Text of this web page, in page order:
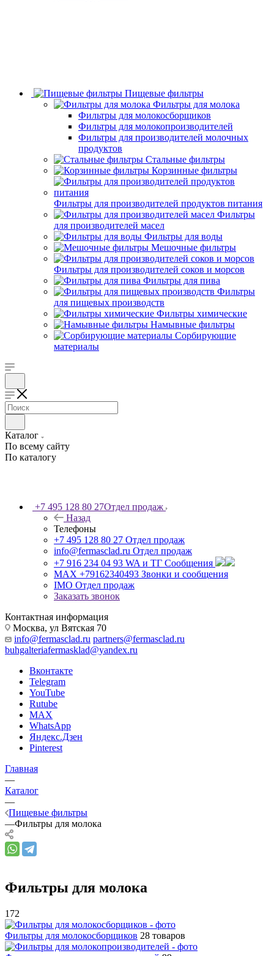
Пищевые фильтры
Фильтры для молока
Фильтры для молокосборщиков
Фильтры для молокопроизводителей
Фильтры для производителей молочных
продуктов
Стальные фильтры
Корзинные фильтры
Фильтры для производителей продуктов питания
Фильтры
для производителей масел
Фильтры для воды
Мешочные фильтры
Фильтры для производителей соков и морсов
Фильтры для пива
Фильтры
для пищевых производств
Фильтры химические
Намывные фильтры
Сорбирующие
материалы
Каталог
По всему сайту
По каталогу
+7 495 128 80 27Отдел продаж
Назад
Телефоны
+7 495 128 80 27 Отдел продаж
info@fermasclad.ru Отдел продаж
+7 916 234 04 93 WA и ТГ Сообщения
MAX +79162340493 Звонки и сообщения
IMO Отдел продаж
Заказать звонок
Контактная информация
Москва, ул Вятская 70
info@fermasclad.ru partners@fermasclad.ru
buhgalteriafermasklad@yandex.ru
Вконтакте
Telegram
YouTube
Rutube
MAX
WhatsApp
Яндекс.Дзен
Pinterest
Главная
—
Каталог
—
Пищевые фильтры
—Фильтры для молока
Фильтры для молока
172
Фильтры для молокосборщиков 28 товаров